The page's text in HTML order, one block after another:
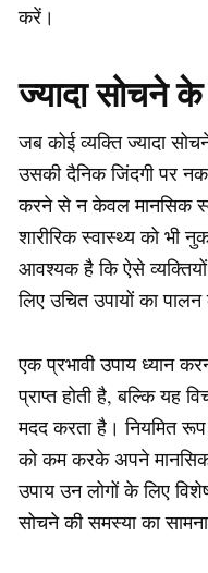
करें।
ज्यादा सोचने
जब कोई व्यक्ति ज्यादा
उसकी दैनिक जिंदगी पर
करने से न केवल मानसिक
शारीरिक स्वास्थ्य को भी
आवश्यक है कि ऐसे
लिए उचित उपायों का पालन
एक प्रभावी उपाय ध्यान
प्राप्त होती है, बल्कि यह
मदद करता है। नियमित
को कम करके अपने
उपाय उन लोगों के लिए
सोचने की समस्या का